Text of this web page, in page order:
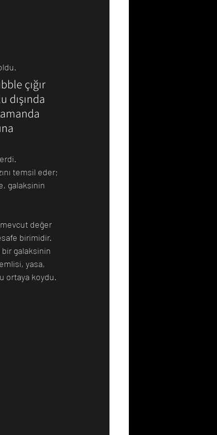
çığır
dışında
temsil eder;
galaksinin
değer
birimidir.
bir galaksinin
yasa,
ortaya koydu.